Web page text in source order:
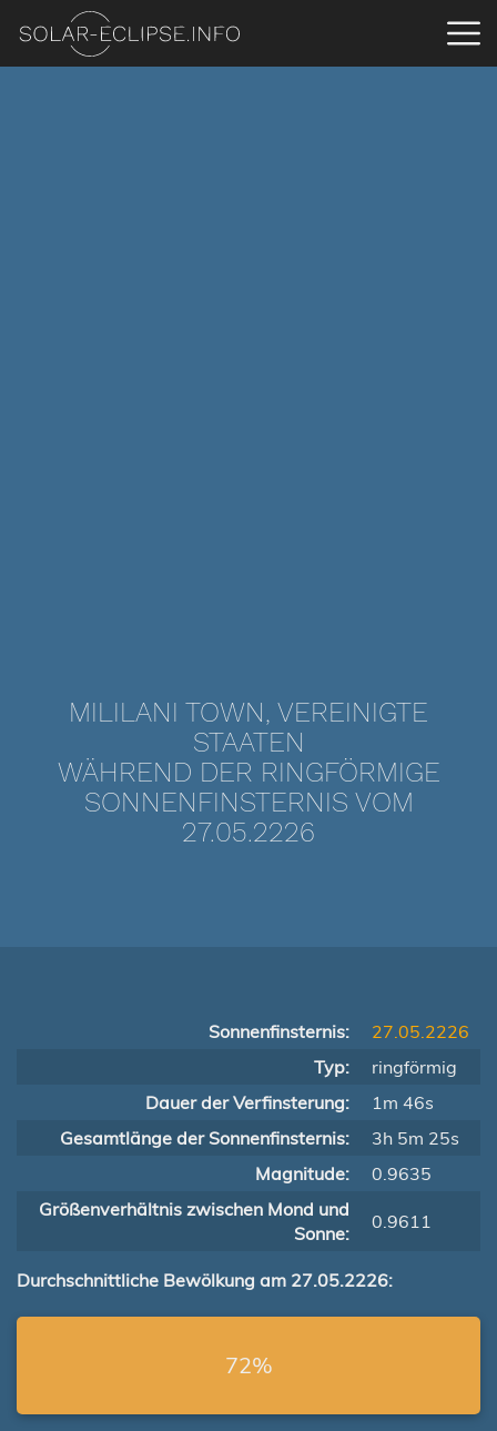
MILILANI TOWN, VEREINIGTE
STAATEN
WÄHREND DER RINGFÖRMIGE
SONNENFINSTERNIS VOM
27.05.2226
Sonnenfinsternis:
27.05.2226
Typ:
ringförmig
Dauer der Verfinsterung:
1m 46s
Gesamtlänge der Sonnenfinsternis:
3h 5m 25s
Magnitude:
0.9635
Größenverhältnis zwischen Mond und
Sonne:
0.9611
Durchschnittliche Bewölkung am 27.05.2226:
72%